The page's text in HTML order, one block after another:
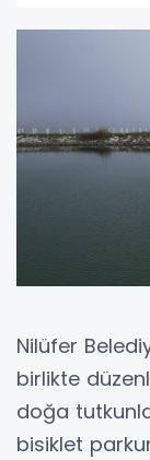
Nilüfer
birlikte
doğa
bisiklet